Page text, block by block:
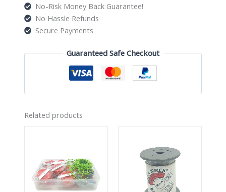
No-Risk Money Back Guarantee!
No Hassle Refunds
Secure Payments
Guaranteed Safe Checkout
Related products